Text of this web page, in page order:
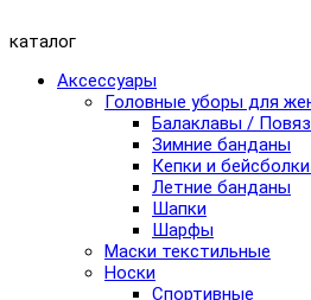
каталог
Аксессуары
Головные уборы для
Балаклавы /
Зимние банданы
Кепки и
Летние банданы
Шапки
Шарфы
Маски текстильные
Носки
Спортивные